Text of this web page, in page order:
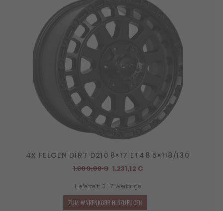
4X FELGEN DIRT D210 8×17 ET48 5×118/130
1.399,00€ Ursprünglicher
war:
1.399,00 €
1.231,12 €Aktueller
Lieferzeit: 3 - 7 Werktage
ZUM WARENKORB HINZUFÜGEN